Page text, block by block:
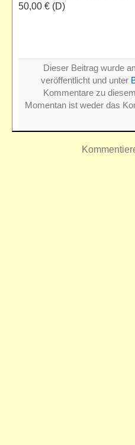
50,00 € (D)
Dieser Beitrag wurde
veröffentlicht und unter
Kommentare zu
Momentan ist weder das